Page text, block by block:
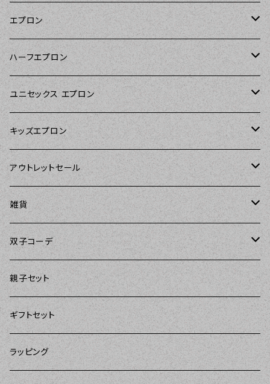
エプロン
Kitsch'n Glam（キッチングラム）
Sierra Rose（シエラローズ）
Tarantinalovers（タランティーナ ラバーズ）
The Sunday Girl（ザサンデーガール）
Carolyn's Kitchen（キャロリンズキッチン）
Sugar baby aprons（シュガーベイビー）
DII（ディーアイアイ）
MOZI（モジ）
amorico（アモリコ）
ハーフエプロン
Sierra Rose（シエラローズ）
ユニセックス エプロン
DII（ディーアイアイ）
Sierra Rose（シエラローズ）
amorico（アモリコ）
キッズエプロン
Sierra Rose（シエラローズ）
The Sunday Girl（ザサンデーガール）
ASD Living（エーエスディーリビング）
Kitsch'n Glam（キッチングラム）
DII（ディーアイアイ）
アウトレットセール
エプロン
Kitsch'n Glam（キッチングラム）
Sierra Rose（シエラローズ）
DII（ディーアイアイ）
amorico（アモリコ）
Sugar baby aprons（シュガーベイビー）
雑貨
amorico（アモリコ）
雑貨
amorico（アモリコ）
The Sunday Girl（ザサンデーガール）
DII（ディーアイアイ）
Kitsch'n Glam（キッチングラム）
双子コーデ
The Sunday Girl（サンデーガール）
親子セット
ギフトセット
ラッピング